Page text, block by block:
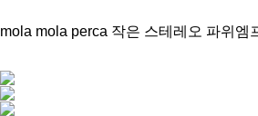
mola mola perca 작은 스테레오 파위엠